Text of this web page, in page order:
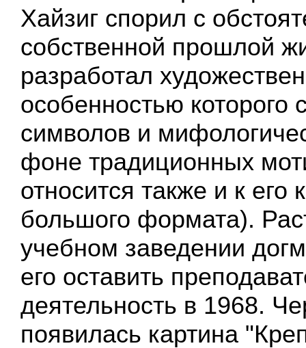
Хайзиг спорил с
собственной прошлой
разработал
особенностью которого
символов и
фоне традиционных
относится также и к его
большого формата).
учебном заведении
его оставить
деятельность в 1968.
появилась картина